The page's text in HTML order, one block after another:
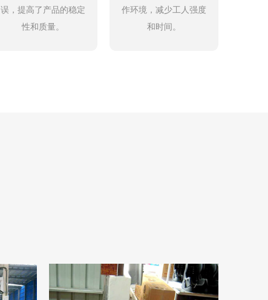
误，提高了产品的稳定
性和质量。
作环境，减少工人强度
和时间。